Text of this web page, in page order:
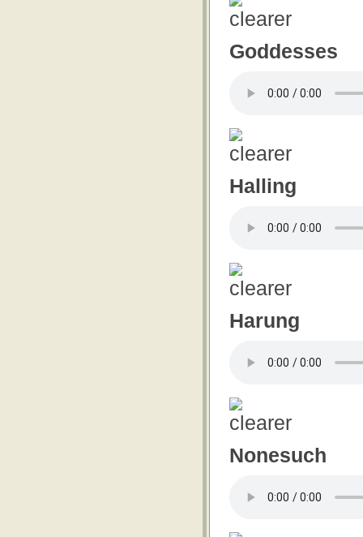
Goddesses
Halling
Harung
Nonesuch